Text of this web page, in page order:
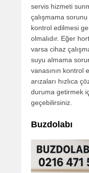
servis hizmeti
çalışmama sorunu
kontrol edilmesi
olmalıdır. Eğer
varsa cihaz
suyu almama
vanasının kontrol
arızaları hızlıca
duruma getirmek
geçebilirsiniz.
Buzdolabı